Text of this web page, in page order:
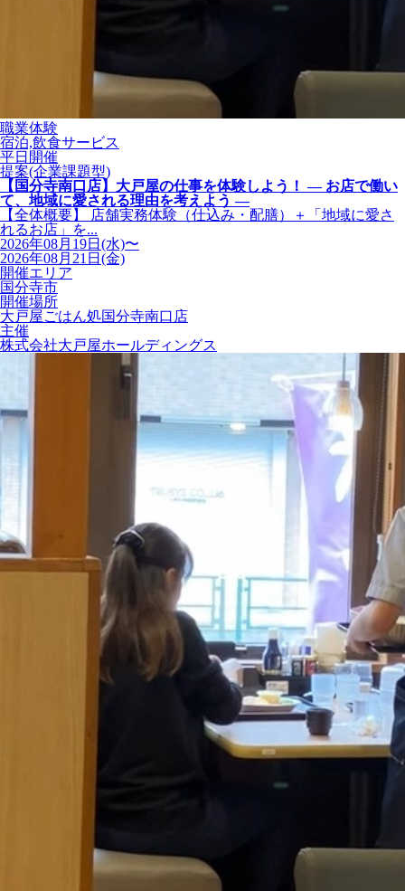
職業体験
宿泊,飲食サービス
平日開催
提案(企業課題型)
【国分寺南口店】大戸屋の仕事を体験しよう！ ― お店で働い
て、地域に愛される理由を考えよう ―
【全体概要】 店舗実務体験（仕込み・配膳）＋「地域に愛さ
れるお店」を...
2026年08月19日(水)〜
2026年08月21日(金)
開催エリア
国分寺市
開催場所
大戸屋ごはん処国分寺南口店
主催
株式会社大戸屋ホールディングス